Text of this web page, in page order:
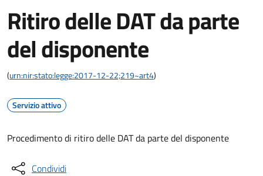
Ritiro delle DAT da parte
del disponente
(urn:nir:stato:legge:2017-12-22;219~art4)
Servizio attivo
Procedimento di ritiro delle DAT da parte del disponente
Condividi